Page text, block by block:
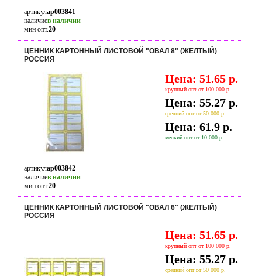
артикулap003841
наличиев наличии
мин опт.20
ЦЕННИК КАРТОННЫЙ ЛИСТОВОЙ "ОВАЛ 8" (ЖЕЛТЫЙ)
РОССИЯ
Цена: 51.65 р.
крупный опт от 100 000 р.
Цена: 55.27 р.
средний опт от 50 000 р.
Цена: 61.9 р.
мелкий опт от 10 000 р.
артикулap003842
наличиев наличии
мин опт.20
ЦЕННИК КАРТОННЫЙ ЛИСТОВОЙ "ОВАЛ 6" (ЖЕЛТЫЙ)
РОССИЯ
Цена: 51.65 р.
крупный опт от 100 000 р.
Цена: 55.27 р.
средний опт от 50 000 р.